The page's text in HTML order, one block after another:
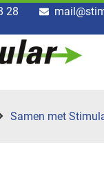
28
Samen met